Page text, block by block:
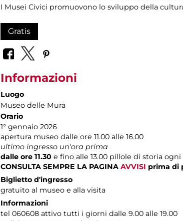
I Musei Civici promuovono lo sviluppo della
Gratis
Informazioni
Luogo
Museo delle Mura
Orario
1° gennaio 2026
apertura museo dalle ore 11.00 alle 16.00
ultimo ingresso un'ora prima
dalle ore 11.30 e fino alle 13.00 pillole di storia ogni
CONSULTA SEMPRE LA PAGINA AVVISI prima di
Biglietto d'ingresso
gratuito al museo e alla visita
Informazioni
tel 060608 attivo tutti i giorni dalle 9.00 alle 19.00